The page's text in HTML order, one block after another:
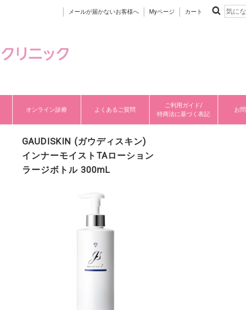
メールが届かないお客様へ Myページ カート
オンライン診療 よくあるご質問
ご利用ガイド/
特商法に基づく表記
お
GAUDISKIN (ガウディスキン)
インナーモイストTAローション
ラージボトル 300mL